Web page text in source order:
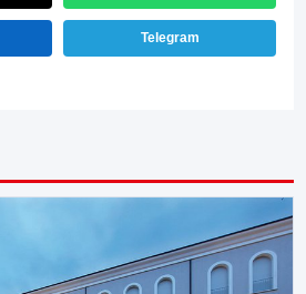
Telegram